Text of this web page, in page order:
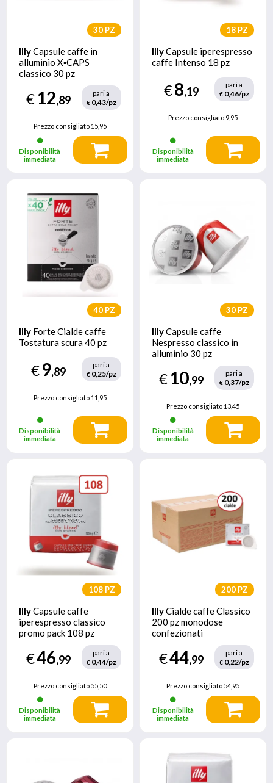
30 PZ
IllyCapsule caffe in
alluminio X▪CAPS
classico 30 pz
€12,89
pari a
€0,43/pz
Prezzo consigliato15,95
Disponibilità
immediata
18 PZ
IllyCapsule iperespresso
caffe Intenso 18 pz
€8,19
pari a
€0,46/pz
Prezzo consigliato 9,95
Disponibilità
immediata
40 PZ
Illy Forte Cialde caffe
Tostatura scura 40 pz
€9,89
pari a
€0,25/pz
Prezzo consigliato11,95
Disponibilità
immediata
30 PZ
IllyCapsule caffe
Nespresso classico in
alluminio 30 pz
€10,99
pari a
€0,37/pz
Prezzo consigliato 13,45
Disponibilità
immediata
108 PZ
IllyCapsule caffe
iperespresso classico
promo pack 108 pz
€46,99
pari a
€0,44/pz
Prezzo consigliato55,50
Disponibilità
immediata
200 PZ
IllyCialde caffe Classico
200 pz monodose
confezionati
singolarmente in
atmosfera protettiva
€44,99
pari a
€0,22/pz
Prezzo consigliato 54,95
Disponibilità
immediata